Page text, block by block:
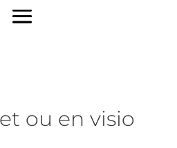
ou en visio